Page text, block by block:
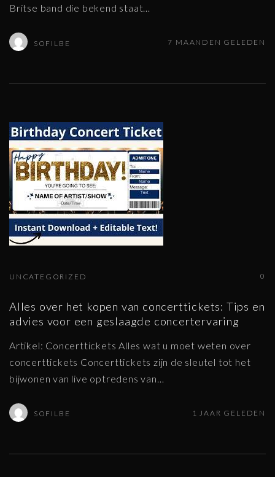
Britse band die bekend staat…
SOFILBE 7 MAANDEN GELEDEN
0
UNCATEGORIZED
Alles over het kopen van concerttickets: Tips en
advies voor een geslaagde concertervaring
Artikel: Concerttickets Alles wat u moet weten over
concerttickets Concerttickets zijn de sleutel tot het
bijwonen van live optredens van…
SOFILBE 1 JAAR GELEDEN